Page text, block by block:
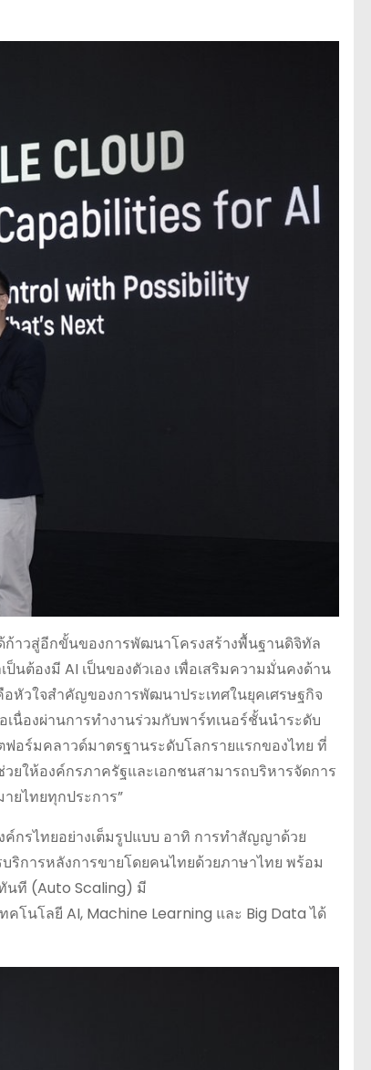
ก้าวสู่อีกขั้นของการพัฒนาโครงสร้างพื้นฐานดิจิทัล
ต้องมี AI เป็นของตัวเอง เพื่อเสริมความมั่นคงด้าน
อหัวใจสำคัญของการพัฒนาประเทศในยุคเศรษฐกิจ
นื่องผ่านการทำงานร่วมกับพาร์ทเนอร์ชั้นนำระดับ
อร์มคลาวด์มาตรฐานระดับโลกรายแรกของไทย ที่
ยให้องค์กรภาครัฐและเอกชนสามารถบริหารจัดการ
ยไทยทุกประการ”
กรไทยอย่างเต็มรูปแบบ อาทิ การทำสัญญาด้วย
ริการหลังการขายโดยคนไทยด้วยภาษาไทย พร้อม
นที (Auto Scaling) มี
โนโลยี AI, Machine Learning และ Big Data ได้